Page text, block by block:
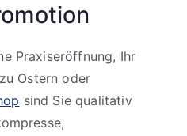
Praxiseröffnung, Ihr
Ostern oder
sind Sie qualitativ